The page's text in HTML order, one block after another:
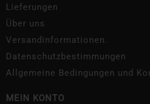
Lieferungen
Über uns
Versandinformationen.
Datenschutzbestimmungen
Allgemeine Bedingungen und
MEIN KONTO